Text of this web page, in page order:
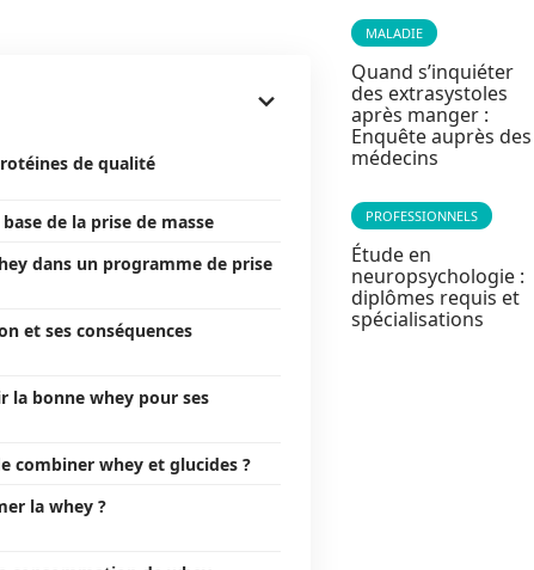
de qualité
de la prise de masse
dans un programme de prise
et ses conséquences
la bonne whey pour ses
combiner whey et glucides ?
la whey ?
MALADIE
Quand s’inquiéter
des extrasystoles
après manger :
Enquête auprès des
médecins
PROFESSIONNELS
Étude en
neuropsychologie :
diplômes requis et
spécialisations